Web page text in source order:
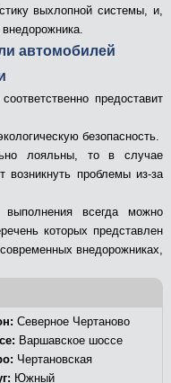
выхлопной системы, и,
автомобилей
предоставит
безопасность.
лояльны, то в случае
возникнуть проблемы из-за
всегда можно
которых представлен
внедорожниках,
Северное Чертаново
Варшавское шоссе
Чертановская
Южный